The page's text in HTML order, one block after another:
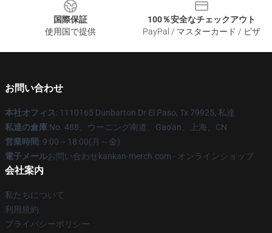
国際保証
使用国で提供
100％安全なチェックアウト
PayPal / マスターカード / ビザ
お問い合わせ
本社オフィス: 1110165 Dunbarton Dr El Paso, Tx 79925, 私達
私達の倉庫:No. 488、ウーニング南道、Gao'an、上海、CN
営業時間: 9:00～18:00(月～金)
電子メールお問い合わせkankan-merch.com - オンラインショップ
会社案内
私たちについて
利用規約
プライバシーポリシー